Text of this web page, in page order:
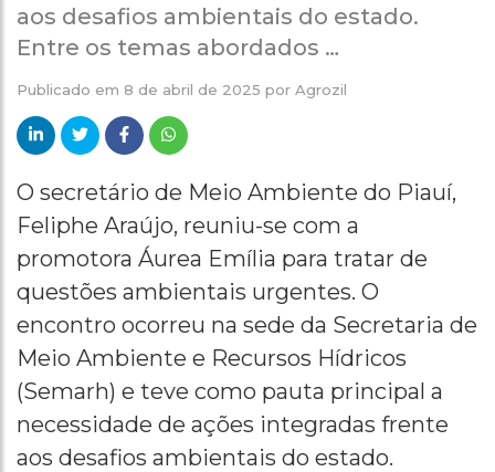
aos desafios ambientais do estado.
Entre os temas abordados …
Publicado em 8 de abril de 2025 por Agrozil
O secretário de Meio Ambiente do Piauí,
Feliphe Araújo, reuniu-se com a
promotora Áurea Emília para tratar de
questões ambientais urgentes. O
encontro ocorreu na sede da Secretaria de
Meio Ambiente e Recursos Hídricos
(Semarh) e teve como pauta principal a
necessidade de ações integradas frente
aos desafios ambientais do estado.